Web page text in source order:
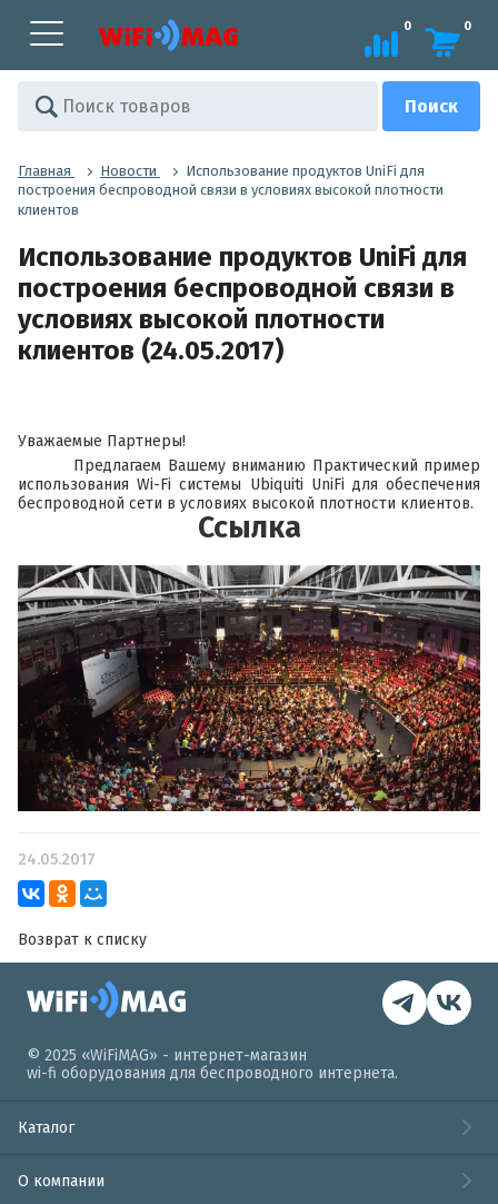
0 0
Главная Новости
Использование продуктов UniFi для
построения беспроводной связи в условиях высокой плотности
клиентов
Использование продуктов UniFi для
построения беспроводной связи в
условиях высокой плотности
клиентов (24.05.2017)
Уважаемые Партнеры!
Предлагаем Вашему вниманию Практический пример
использования Wi-Fi системы Ubiquiti UniFi для обеспечения
беспроводной сети в условиях высокой плотности клиентов.
Ссылка
24.05.2017
Возврат к списку
© 2025 «WiFiMAG» - интернет-магазин
wi-fi оборудования для беспроводного интернета.
Каталог
О компании